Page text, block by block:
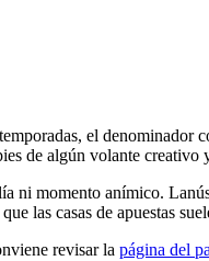
el
de algún volante creativo
ni momento anímico.
las casas de apuestas
revisar la página del